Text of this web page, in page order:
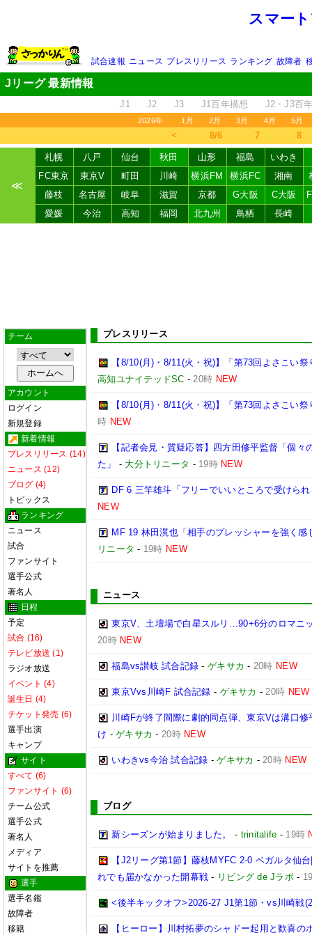
スマー
試合速報 ニュース プレスリリース ランキング 故障者
Jリーグ 最新情報
J1 J2 J3 J1百年構想 J2・J3百
2026年 1月 2月 3月 4月 5月
＜ 8/6 7 8
≪
札幌 八戸 仙台 秋田 山形 福島
いわき
FC東京
東京V 町田 川崎 横浜FM 横浜FC 湘南
藤枝
名古屋 岐阜 滋賀 京都 G大阪 C大阪
愛媛
今治 高知 福岡 北九州 鳥栖 長崎
チーム
アカウント
ログイン
新規登録
新着情報
プレスリリース (14)
ニュース (12)
ブログ (4)
トピックス
ランキング
ニュース
試合
ファンサイト
選手公式
著名人
日程
予定
試合 (16)
テレビ放送 (1)
ラジオ放送
イベント (4)
誕生日 (4)
チケット発売 (6)
選手出演
キャンプ
サイト
すべて (6)
ファンサイト (6)
チーム公式
選手公式
著名人
メディア
サイトを推薦
選手
選手名鑑
故障者
移籍
プレスリリース
【8/10(月)・8/11(火・祝)】「第73回よさこい
高知ユナイテッドSC -20時 NEW
【8/10(月)・8/11(火・祝)】「第73回よさこい
時 NEW
【記者会見・質疑応答】四方田修平監督「個
た」
- 大分トリニータ - 19時 NEW
DF 6 三竿雄斗「フリーでいいところで受けら
NEW
MF 19 林田滉也「相手のプレッシャーを強く
リニータ - 19時 NEW
ニュース
東京V、土壇場で白星スルリ…90+6分のロマニ
20時 NEW
福島vs讃岐 試合記録 -ゲキサカ - 20時 NEW
東京Vvs川崎F 試合記録 - ゲキサカ -20時 NEW
川崎Fが終了間際に劇的同点弾、東京Vは溝口
け -ゲキサカ - 20時 NEW
いわきvs今治 試合記録 -ゲキサカ -20時 NEW
ブログ
新シーズンが始まりました。 - trinitalife - 19時
【J2リーグ第1節】藤枝MYFC 2-0 ベガルタ仙
れでも届かなかった開幕戦 - リビング de Jラボ-
<後半キックオフ>2026-27 J1第1節・vs川崎戦
【ヒーロー】川村拓夢のシャドー起用と歓喜の